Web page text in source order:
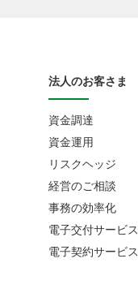
法人のお客さま
資金調達
資金運用
リスクヘッジ
経営のご相談
事務の効率化
電子交付サービス
電子契約サービス